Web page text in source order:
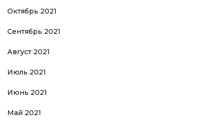
Октябрь 2021
Сентябрь 2021
Август 2021
Июль 2021
Июнь 2021
Май 2021